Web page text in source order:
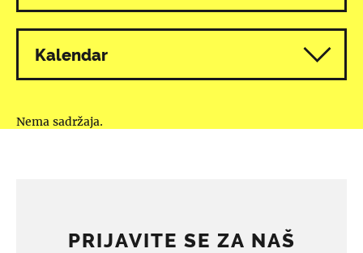
Kalendar
Nema sadržaja.
PRIJAVITE SE ZA NAŠ